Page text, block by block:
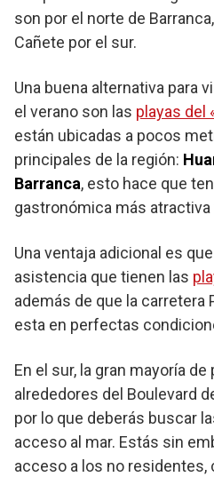
son por el norte de
Cañete por el sur.
Una buena alternativa para
el verano son las playas del
están ubicadas a pocos
principales de la región:
Barranca, esto hace que
gastronómica más
Una ventaja adicional es
asistencia que tienen las
además de que la carretera
esta en perfectas
En el sur, la gran mayoría de
alrededores del Boulevard
por lo que deberás buscar
acceso al mar. Estás sin
acceso a los no residentes,